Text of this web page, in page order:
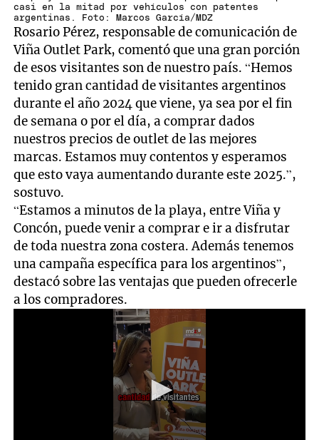
casi en la mitad por vehículos con patentes
argentinas. Foto: Marcos García/MDZ
Rosario Pérez, responsable de comunicación de
Viña Outlet Park, comentó que una gran porción
de esos visitantes son de nuestro país. “Hemos
tenido gran cantidad de visitantes argentinos
durante el año 2024 que viene, ya sea por el fin
de semana o por el día, a comprar dados
nuestros precios de outlet de las mejores
marcas. Estamos muy contentos y esperamos
que esto vaya aumentando durante este 2025.”,
sostuvo.
“Estamos a minutos de la playa, entre Viña y
Concón, puede venir a comprar e ir a disfrutar
de toda nuestra zona costera. Además tenemos
una campaña específica para los argentinos”,
destacó sobre las ventajas que pueden ofrecerle
a los compradores.